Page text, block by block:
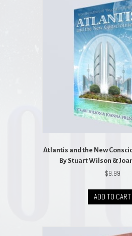
Atlantis and the New
By Stuart Wilson &
$9.99
ADD TO CART